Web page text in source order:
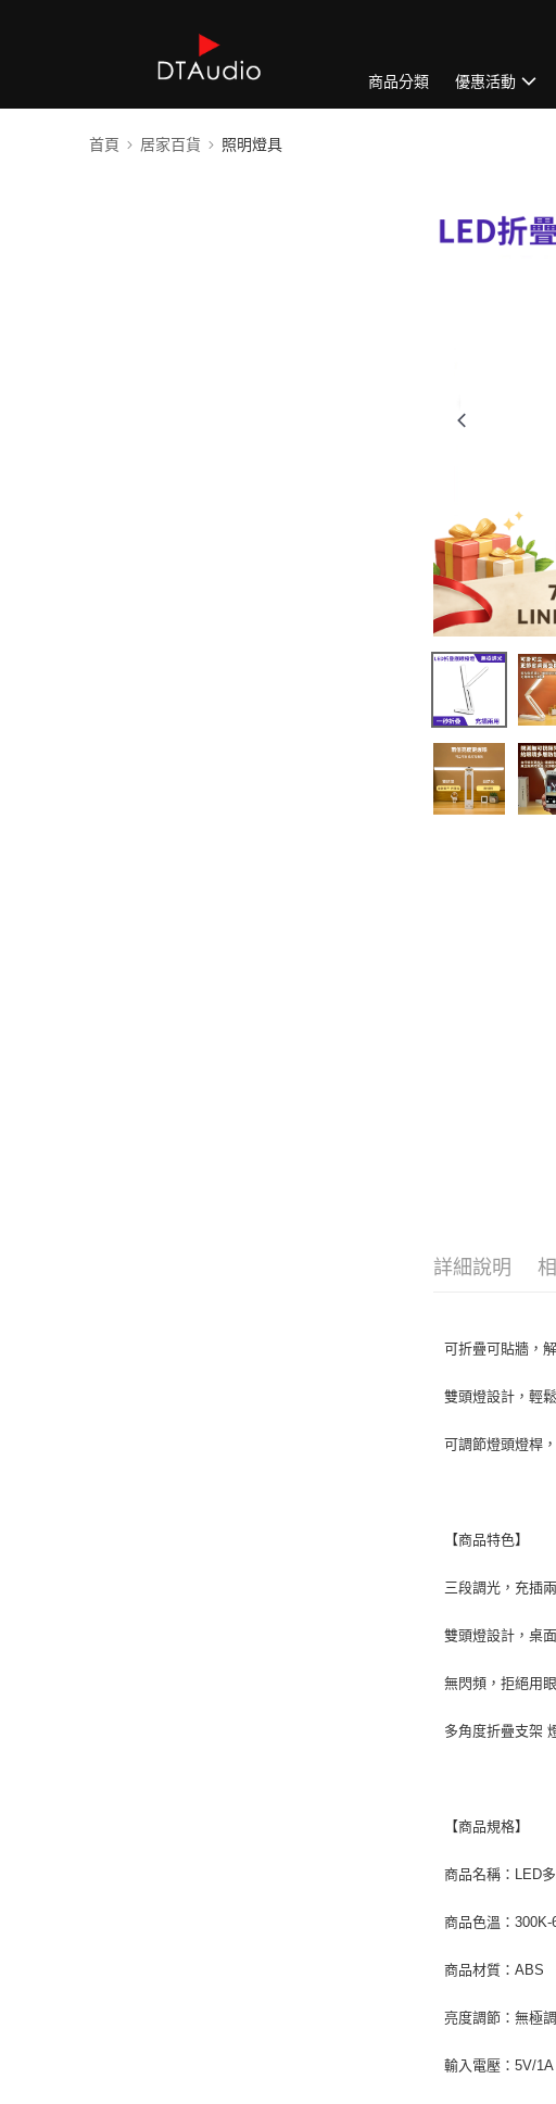
商品分類 優惠活動
首頁 居家百貨 照明燈具
詳細說明
可折疊可貼牆，
雙頭燈設計，輕
可調節燈頭燈桿
【商品特色】
三段調光，充插
雙頭燈設計，桌
無閃頻，拒絕用
多角度折疊支架
【商品規格】
商品名稱：LED
商品色溫：300K-
商品材質：ABS
亮度調節：無極
輸入電壓：5V/